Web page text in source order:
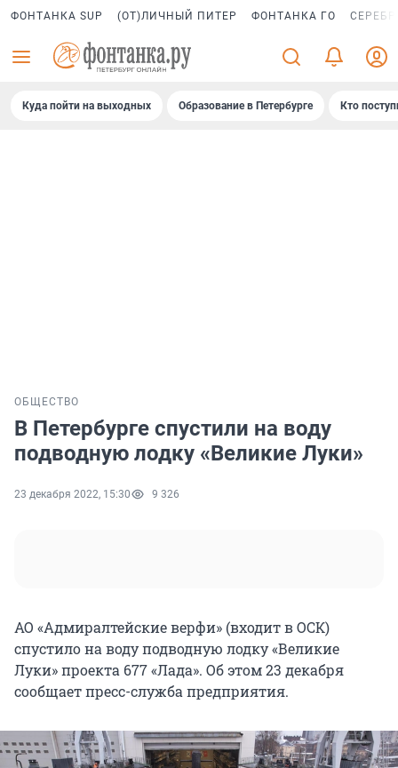
ФОНТАНКА SUP (ОТ)ЛИЧНЫЙ ПИТЕР ФОНТАНКА ГО
Куда пойти на выходных Образование в Петербурге Кто
ОБЩЕСТВО
В Петербурге спустили на воду
подводную лодку «Великие Луки»
23 декабря 2022, 15:30 9 326
АО «Адмиралтейские верфи» (входит в ОСК)
спустило на воду подводную лодку «Великие
Луки» проекта 677 «Лада». Об этом 23 декабря
сообщает пресс-служба предприятия.